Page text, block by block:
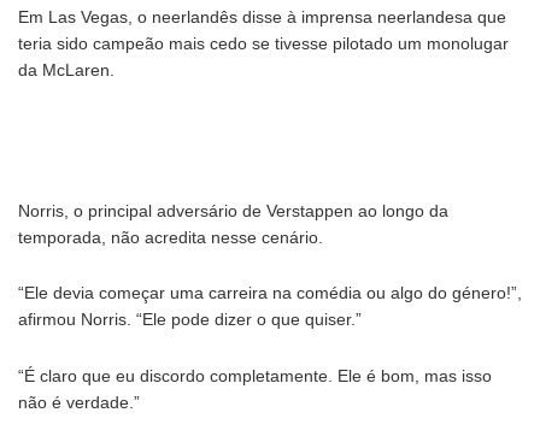
Em Las Vegas, o neerlandês disse à imprensa neerlandesa que
teria sido campeão mais cedo se tivesse pilotado um monolugar
da McLaren.
Norris, o principal adversário de Verstappen ao longo da
temporada, não acredita nesse cenário.
“Ele devia começar uma carreira na comédia ou algo do género!”,
afirmou Norris. “Ele pode dizer o que quiser.”
“É claro que eu discordo completamente. Ele é bom, mas isso
não é verdade.”